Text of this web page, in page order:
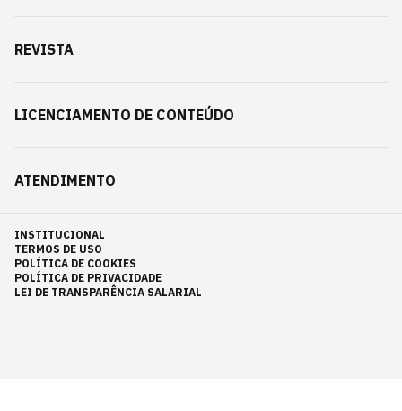
REVISTA
LICENCIAMENTO DE CONTEÚDO
ATENDIMENTO
INSTITUCIONAL
TERMOS DE USO
POLÍTICA DE COOKIES
POLÍTICA DE PRIVACIDADE
LEI DE TRANSPARÊNCIA SALARIAL